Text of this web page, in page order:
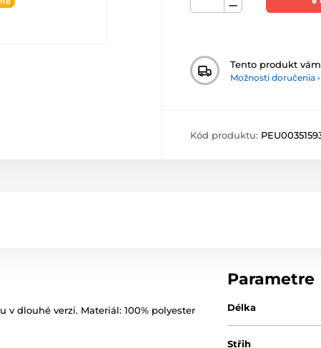
Tento produkt
Možnosti doručenia ›
Kód produktu:
v dlouhé verzi. Materiál: 100% polyester
Parametre
Délka
Střih